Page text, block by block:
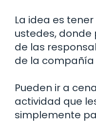
La idea es
ustedes,
de las
de la compañía
Pueden ir a
actividad que
simplemente